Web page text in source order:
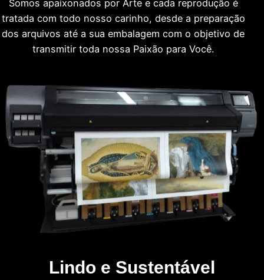
Somos apaixonados por Arte e cada reprodução é
tratada com todo nosso carinho, desde a preparação
dos arquivos até a sua embalagem com o objetivo de
transmitir toda nossa Paixão para Você.
Lindo e Sustentável